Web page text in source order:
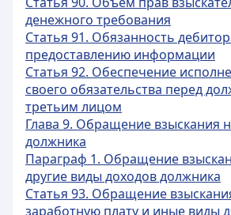
денежного требования
Статья 91. Обязанность
предоставлению информации
Статья 92. Обеспечение
своего обязательства перед
третьим лицом
Глава 9. Обращение взыскания
должника
Параграф 1. Обращение
другие виды доходов должника
Статья 93. Обращение
заработную плату и иные виды